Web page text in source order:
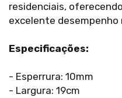
residenciais,
excelente desempenho
Especificações:
- Esperrura: 10mm
- Largura: 19cm